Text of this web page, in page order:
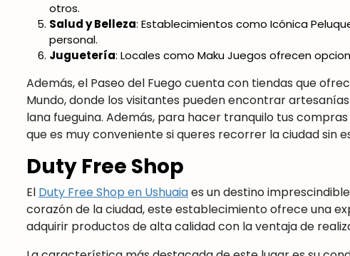
otros.
Salud y Belleza: Establecimientos como Icónica
personal.
Juguetería: Locales como Maku Juegos ofrecen
Además, el Paseo del Fuego cuenta con tiendas que
Mundo, donde los visitantes pueden encontrar
lana fueguina. Además, para hacer tranquilo tus
que es muy conveniente si queres recorrer la ciudad sin
Duty Free Shop
El Duty Free Shop en Ushuaiaes un destino
corazón de la ciudad, este establecimiento ofrece una
adquirir productos de alta calidad con la ventaja de